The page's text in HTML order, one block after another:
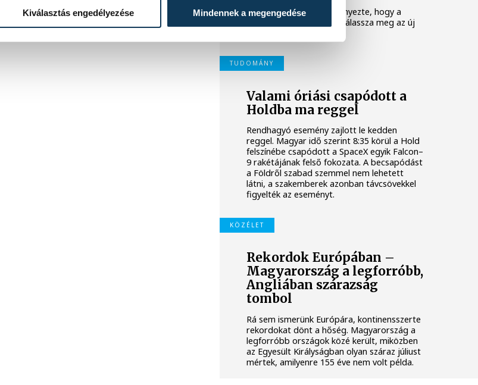
Kiválasztás engedélyezése Mindennek a megengedéseA Tisza-frakció kezdeményezte, hogy a
parlament jövő kedden válassza meg az új
TUDOMÁNY
Valami óriási csapódott a
Holdba ma reggel
Rendhagyó esemény zajlott le kedden
reggel. Magyar idő szerint 8:35 körül a Hold
felszínébe csapódott a SpaceX egyik Falcon–
9 rakétájának felső fokozata. A becsapódást
a Földről szabad szemmel nem lehetett
látni, a szakemberek azonban távcsövekkel
figyelték az eseményt.
KÖZÉLET
Rekordok Európában –
Magyarország a legforróbb,
Angliában szárazság
tombol
Rá sem ismerünk Európára, kontinensszerte
rekordokat dönt a hőség. Magyarország a
legforróbb országok közé került, miközben
az Egyesült Királyságban olyan száraz júliust
mértek, amilyenre 155 éve nem volt példa.